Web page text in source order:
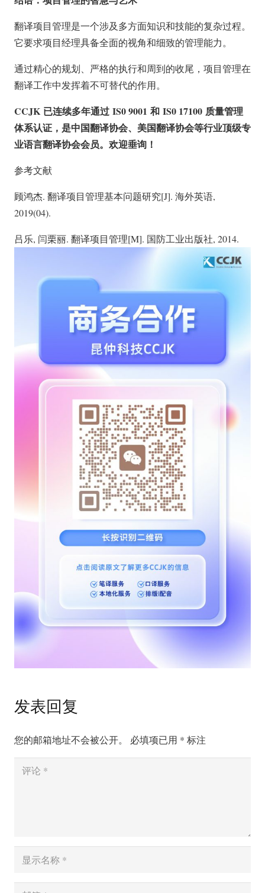
翻译项目管理是一个涉及多方面知识和技能的复杂过程。
它要求项目经理具备全面的视角和细致的管理能力。
通过精心的规划、严格的执行和周到的收尾，项目管理在
翻译工作中发挥着不可替代的作用。
CCJK已连续多年通过 IS0 9001 和 IS0 17100 质量管理
体系认证，是中国翻译协会、美国翻译协会等行业顶级专
业语言翻译协会会员。欢迎垂询！
参考文献
顾鸿杰. 翻译项目管理基本问题研究[J]. 海外英语,
2019(04).
吕乐, 闫栗丽. 翻译项目管理[M]. 国防工业出版社, 2014.
发表回复
您的邮箱地址不会被公开。 必填项已用 * 标注